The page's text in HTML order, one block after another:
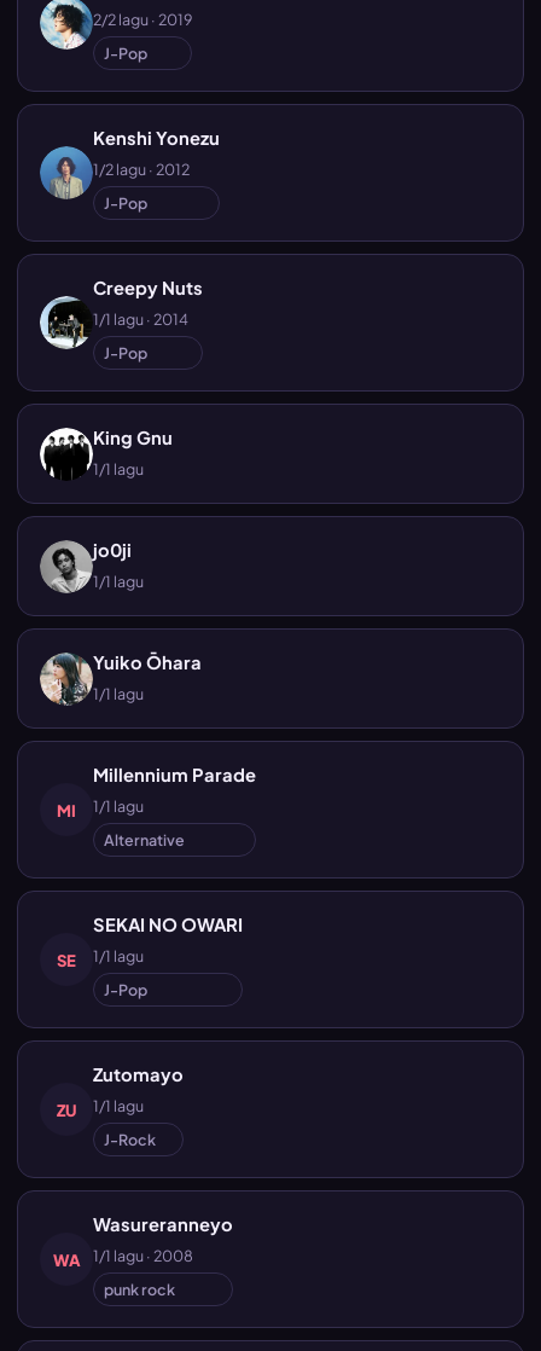
2/2 lagu · 2019
J-Pop
Kenshi Yonezu
1/2 lagu · 2012
J-Pop
Creepy Nuts
1/1 lagu · 2014
J-Pop
King Gnu
1/1 lagu
jo0ji
1/1 lagu
Yuiko Ōhara
1/1 lagu
MI
Millennium Parade
1/1 lagu
Alternative
SE
SEKAI NO OWARI
1/1 lagu
J-Pop
ZU
Zutomayo
1/1 lagu
J-Rock
WA
Wasureranneyo
1/1 lagu · 2008
punk rock